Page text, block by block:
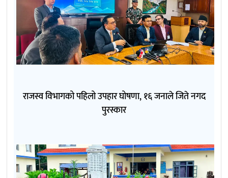
राजस्व विभागको पहिलो उपहार घोषणा, १६ जनाले जिते नगद
पुरस्कार